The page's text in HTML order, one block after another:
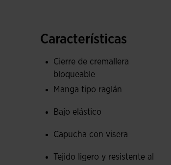
Está elaborado con tejido
Nivel de impermeabilidad de alta
aguanieve, y reforzado con
Las aberturas de ventilación en
en ultradistancias.
Logotipos reflectantes de
Características
Cierre de cremallera
bloqueable
Manga tipo raglán
Bajo elástico
Capucha con visera
Tejido ligero y resistente al